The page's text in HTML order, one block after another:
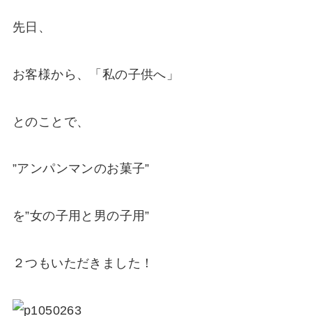
先日、
お客様から、「私の子供へ」
とのことで、
”アンパンマンのお菓子”
を”女の子用と男の子用”
２つもいただきました！